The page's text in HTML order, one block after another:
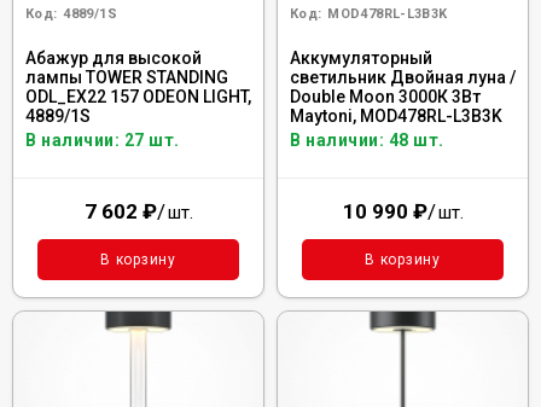
Код: 4889/1S
Абажур для высокой
лампы TOWER STANDING
ODL_EX22 157 ODEON LIGHT,
4889/1S
В наличии: 27 шт.
7 602 ₽/шт.
В корзину
Код: MOD478RL-L3B3K
Аккумуляторный
светильник Двойная луна /
Double Moon 3000К 3Вт
Maytoni, MOD478RL-L3B3K
В наличии: 48 шт.
10 990 ₽/шт.
В корзину